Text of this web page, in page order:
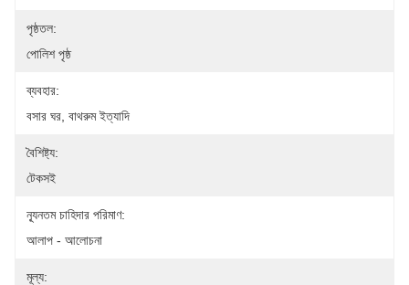
পৃষ্ঠতল:
পোলিশ পৃষ্ঠ
ব্যবহার:
বসার ঘর, বাথরুম ইত্যাদি
বৈশিষ্ট্য:
টেকসই
ন্যূনতম চাহিদার পরিমাণ:
আলাপ - আলোচনা
মূল্য: